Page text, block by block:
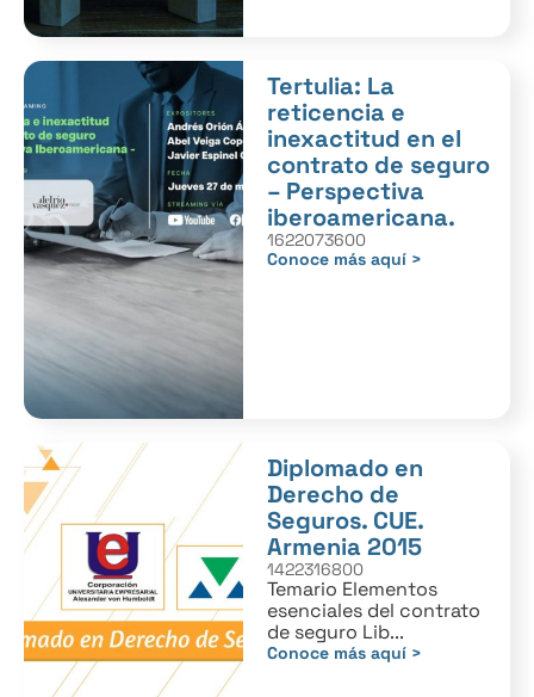
Tertulia: La
reticencia e
inexactitud en el
contrato de seguro
– Perspectiva
iberoamericana.
1622073600
Conoce más aquí >
Diplomado en
Derecho de
Seguros. CUE.
Armenia 2015
1422316800
Temario Elementos
esenciales del contrato
de seguro Lib...
Conoce más aquí >